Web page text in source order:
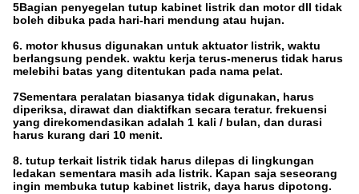
5Bagian penyegelan tutup kabinet listrik dan motor dll tidak
boleh dibuka pada hari-hari mendung atau hujan.
6. motor khusus digunakan untuk aktuator listrik, waktu
berlangsung pendek. waktu kerja terus-menerus tidak harus
melebihi batas yang ditentukan pada nama pelat.
7Sementara peralatan biasanya tidak digunakan, harus
diperiksa, dirawat dan diaktifkan secara teratur. frekuensi
yang direkomendasikan adalah 1 kali / bulan, dan durasi
harus kurang dari 10 menit.
8. tutup terkait listrik tidak harus dilepas di lingkungan
ledakan sementara masih ada listrik. Kapan saja seseorang
ingin membuka tutup kabinet listrik, daya harus dipotong.